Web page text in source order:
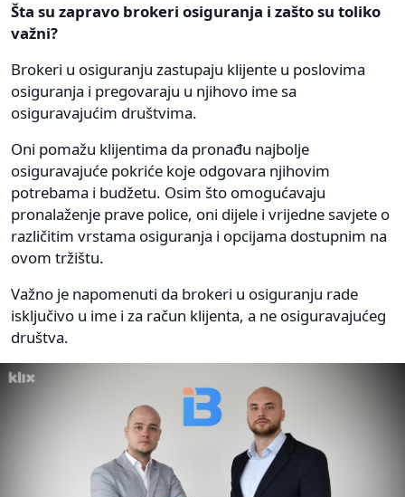
Šta su zapravo brokeri osiguranja i zašto su toliko
važni?
Brokeri u osiguranju zastupaju klijente u poslovima
osiguranja i pregovaraju u njihovo ime sa
osiguravajućim društvima.
Oni pomažu klijentima da pronađu najbolje
osiguravajuće pokriće koje odgovara njihovim
potrebama i budžetu. Osim što omogućavaju
pronalaženje prave police, oni dijele i vrijedne savjete o
različitim vrstama osiguranja i opcijama dostupnim na
ovom tržištu.
Važno je napomenuti da brokeri u osiguranju rade
isključivo u ime i za račun klijenta, a ne osiguravajućeg
društva.